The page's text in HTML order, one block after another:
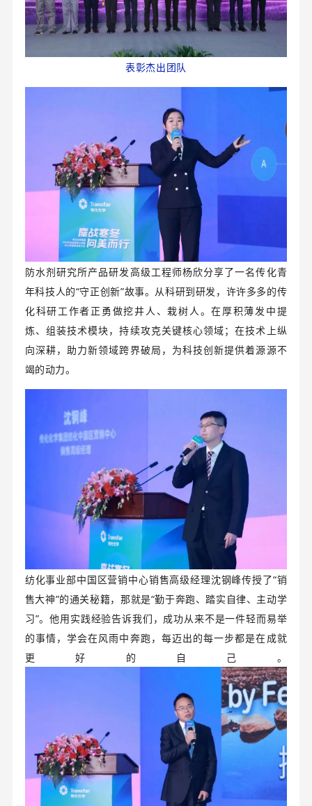
表彰杰出团队
防水剂研究所产品研发高级工程师杨欣分享了一名传化青
年科技人的“守正创新”故事。从科研到研发，许许多多的传
化科研工作者正勇做挖井人、栽树人。在厚积薄发中提
炼、组装技术模块，持续攻克关键核心领域；在技术上纵
向深耕，助力新领域跨界破局，为科技创新提供着源源不
竭的动力。
纺化事业部中国区营销中心销售高级经理沈钢峰传授了“销
售大神”的通关秘籍，那就是“勤于奔跑、踏实自律、主动学
习”。他用实践经验告诉我们，成功从来不是一件轻而易举
的事情，学会在风雨中奔跑，每迈出的每一步都是在成就
更好的自己。